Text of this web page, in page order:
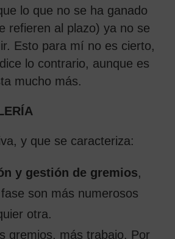
lo que no se ha ganado
refieren al plazo) ya no se
Esto para mí no es cierto,
lo contrario, aunque es
mucho más.
y que se caracteriza:
y gestión de gremios,
son más numerosos
otra.
gremios, más trabajo. Por